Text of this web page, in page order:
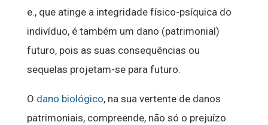
e., que atinge a integridade físico-psíquica do
indivíduo, é também um dano (patrimonial)
futuro, pois as suas consequências ou
sequelas projetam-se para futuro.
O dano biológico, na sua vertente de danos
patrimoniais, compreende, não só o prejuízo